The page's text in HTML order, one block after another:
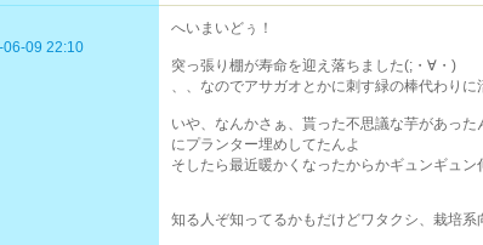
09 22:10
へいまいどぅ！
突っ張り棚が寿命を迎え落ちました(;・∀・)
、、なのでアサガオとかに刺す緑の棒代わり
いや、なんかさぁ、貰った不思議な芋があっ
にプランター埋めしてたんよ
そしたら最近暖かくなったからかギュンギュン
知る人ぞ知ってるかもだけどワタクシ、栽培系